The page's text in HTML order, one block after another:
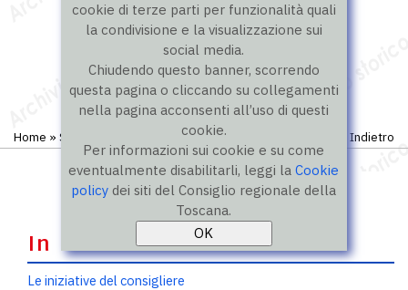
cookie di terze parti per funzionalità quali
la condivisione e la visualizzazione sui
social media.
Chiudendo questo banner, scorrendo
questa pagina o cliccando su collegamenti
nella pagina acconsenti all’uso di questi
cookie.
Per informazioni sui cookie e su come
eventualmente disabilitarli, leggi laCookie
policy dei siti del Consiglio regionale della
Toscana.
Home » Storico IX legislatura»Consiglieri Indietro
In evidenza
Le iniziative del consigliere